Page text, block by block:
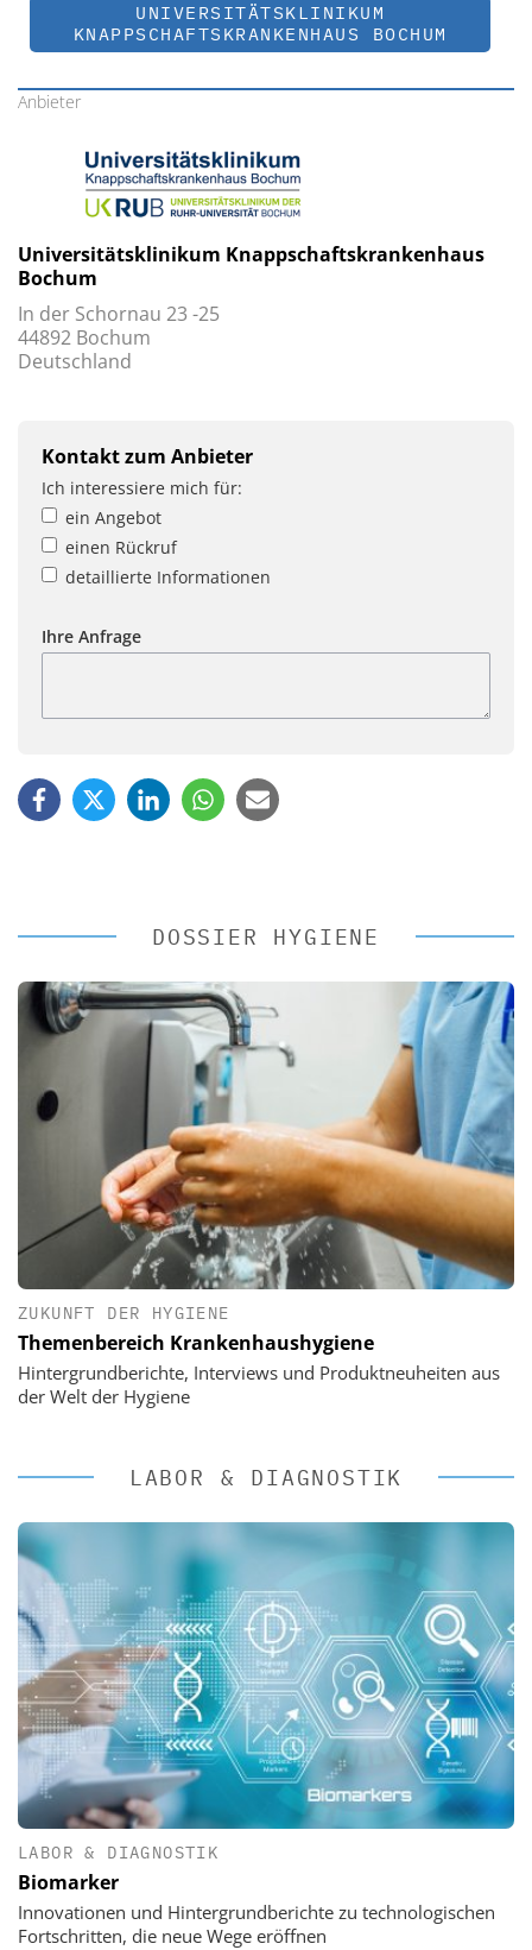
UNIVERSITÄTSKLINIKUM
KNAPPSCHAFTSKRANKENHAUS BOCHUM
Anbieter
Universitätsklinikum Knappschaftskrankenhaus
Bochum
In der Schornau 23 -25
44892 Bochum
Deutschland
Kontakt zum Anbieter
Ich interessiere mich für:
ein Angebot
einen Rückruf
detaillierte Informationen
Ihre Anfrage
DOSSIER HYGIENE
ZUKUNFT DER HYGIENE
Themenbereich Krankenhaushygiene
Hintergrundberichte, Interviews und Produktneuheiten aus
der Welt der Hygiene
LABOR & DIAGNOSTIK
LABOR & DIAGNOSTIK
Biomarker
Innovationen und Hintergrundberichte zu technologischen
Fortschritten, die neue Wege eröffnen